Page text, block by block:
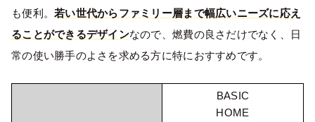
も便利。若い世代からファミリー層まで幅広いニーズに応え
ることができるデザインなので、燃費の良さだけでなく、日
常の使い勝手のよさを求める方に特におすすめです。
BASIC
HOME